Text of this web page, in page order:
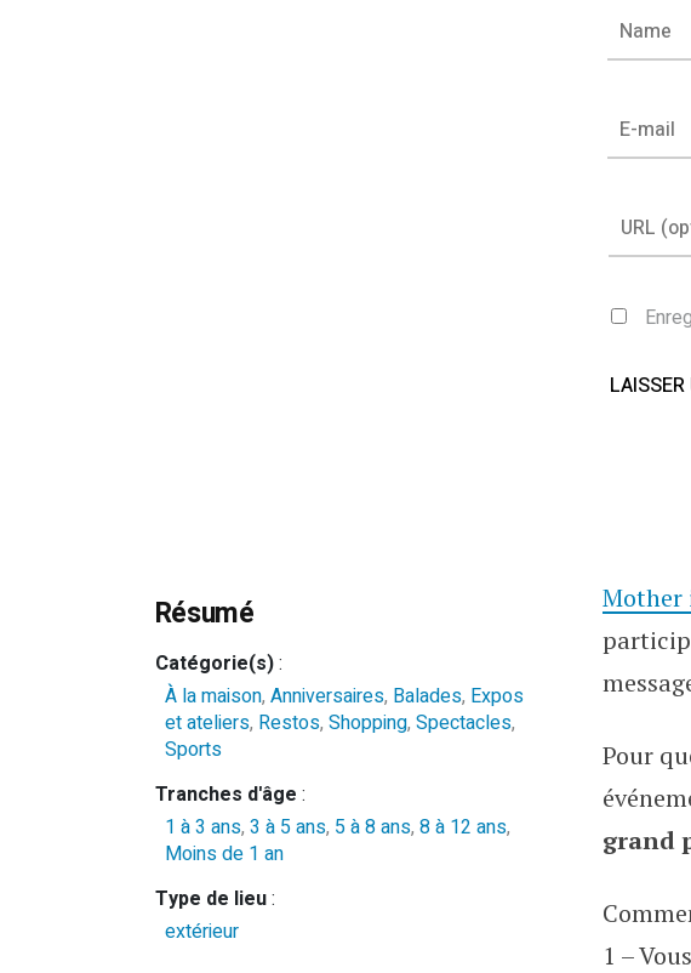
Mother
Pour
grand
1 –
Résumé
Catégorie(s):
À la maison, Anniversaires, Balades, Expos
et ateliers, Restos, Shopping, Spectacles,
Sports
Tranches d'âge :
1 à 3 ans, 3 à 5 ans, 5 à 8 ans, 8 à 12 ans,
Moins de 1 an
Type de lieu:
extérieur